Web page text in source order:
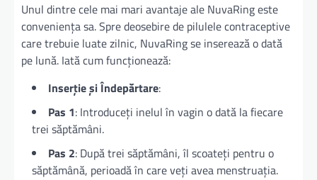
Unul dintre cele mai mari avantaje ale NuvaRing este
conveniența sa. Spre deosebire de pilulele contraceptive
care trebuie luate zilnic, NuvaRing se inserează o dată
pe lună. Iată cum funcționează:
Inserție și Îndepărtare:
Pas 1: Introduceți inelul în vagin o dată la fiecare
trei săptămâni.
Pas 2: După trei săptămâni, îl scoateți pentru o
săptămână, perioadă în care veți avea menstruația.